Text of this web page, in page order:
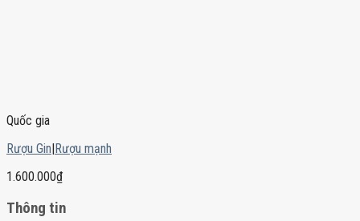
Quốc gia
Rượu Gin|Rượu mạnh
1.600.000₫
Thông tin